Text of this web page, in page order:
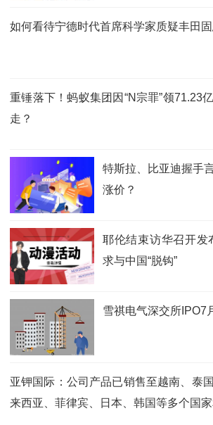
如何看待宁德时代首席科学家质疑丰田
重锤落下！蚂蚁集团因“N宗罪”领71.23
走？
特斯拉、比亚迪握手
涨价？
耶伦结束访华召开发
求与中国“脱钩”
雪祺电气深交所IPO7
亚钾国际：公司产品已销售至越南、泰
来西亚、菲律宾、日本、韩国等多个国